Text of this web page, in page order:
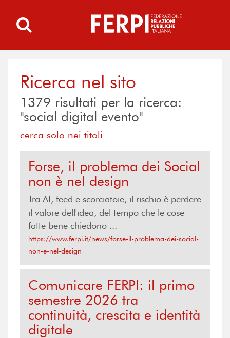
Ricerca nel sito
1379 risultati per la ricerca:
"social digital evento"
cerca solo nei titoli
Forse, il problema dei Social
non è nel design
Tra AI, feed e scorciatoie, il rischio è perdere
il valore dell'idea, del tempo che le cose
fatte bene chiedono ...
https://www.ferpi.it/news/forse-il-problema-dei-social-
non-e-nel-design
Comunicare FERPI: il primo
semestre 2026 tra
continuità, crescita e identità
digitale